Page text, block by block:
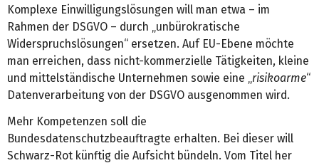
Komplexe Einwilligungslösungen will man etwa – im
Rahmen der DSGVO – durch „unbürokratische
Widerspruchslösungen“ ersetzen. Auf EU-Ebene möchte
man erreichen, dass nicht-kommerzielle Tätigkeiten, kleine
und mittelständische Unternehmen sowie eine „ risikoarme“
Datenverarbeitung von der DSGVO ausgenommen wird.
Mehr Kompetenzen soll die
Bundesdatenschutzbeauftragte erhalten. Bei dieser will
Schwarz-Rot künftig die Aufsicht bündeln. Vom Titel her